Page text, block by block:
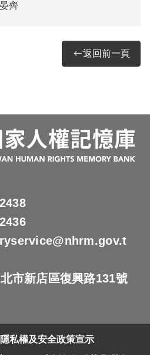
齊
返回前一頁
市新店區復興路131號
隱私權及安全政策宣示